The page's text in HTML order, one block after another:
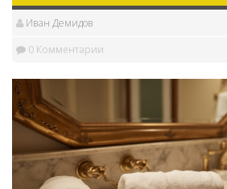
Иван Демидов
0 Комментарии